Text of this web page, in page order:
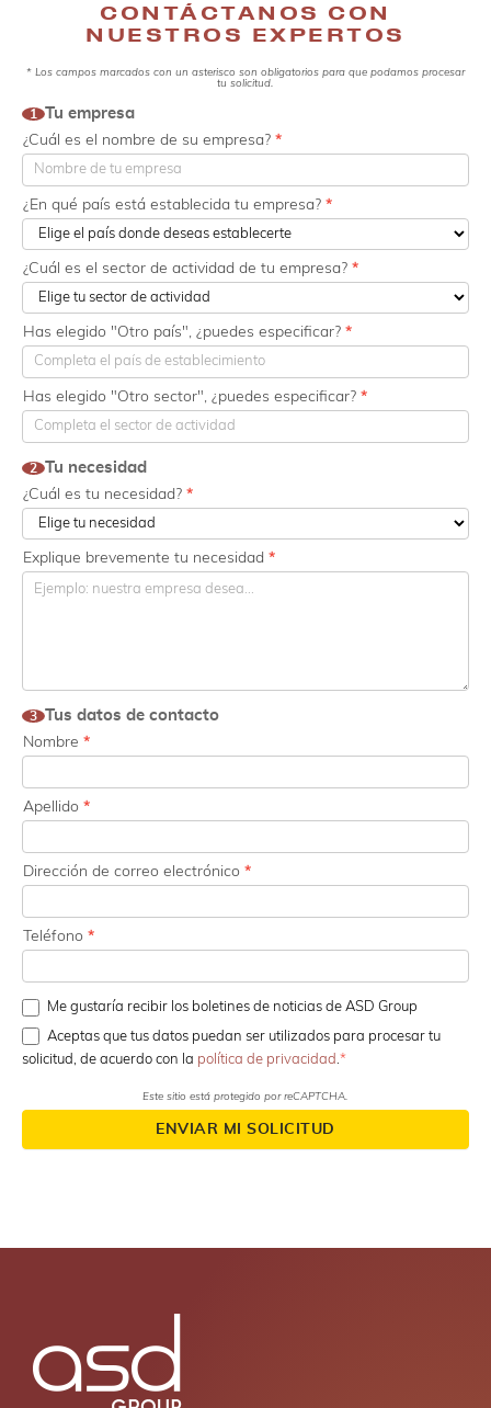
CONTÁCTANOS CON
NUESTROS EXPERTOS
Contact
customs
2025
* Los campos marcados con un asterisco son obligatorios para que podamos procesar
tu solicitud.
1 Tu empresa
¿Cuál es el nombre de su empresa? *
¿En qué país está establecida tu empresa? *
¿Cuál es el sector de actividad de tu empresa? *
Has elegido "Otro país", ¿puedes especificar? *
Has elegido "Otro sector", ¿puedes especificar? *
2 Tu necesidad
¿Cuál es tu necesidad? *
Explique brevemente tu necesidad *
3 Tus datos de contacto
Nombre *
Apellido *
Dirección de correo electrónico *
Teléfono *
Me gustaría recibir los boletines de noticias de ASD Group
Aceptas que tus datos puedan ser utilizados para procesar tu
solicitud, de acuerdo con la política de privacidad
Este sitio está protegido por reCAPTCHA.
ENVIAR MI SOLICITUD